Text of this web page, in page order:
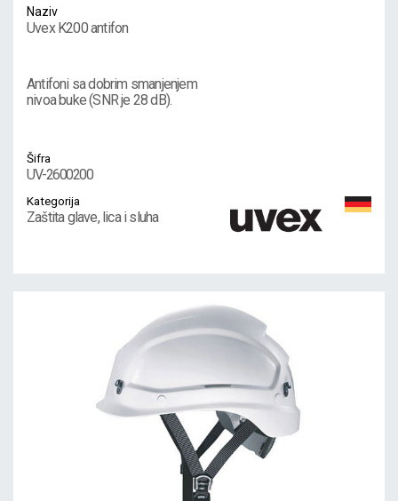
Naziv
Uvex K200 antifon
Antifoni sa dobrim smanjenjem
nivoa buke (SNR je 28 dB).
Šifra
UV-2600200
Kategorija
Zaštita glave, lica i sluha